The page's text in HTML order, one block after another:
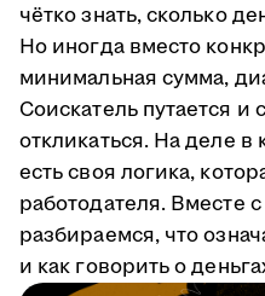
чётко знать, сколько
Но иногда вместо
минимальная сумма,
Соискатель путается и
откликаться. На деле
есть своя логика,
работодателя. Вместе
разбираемся, что
и как говорить о